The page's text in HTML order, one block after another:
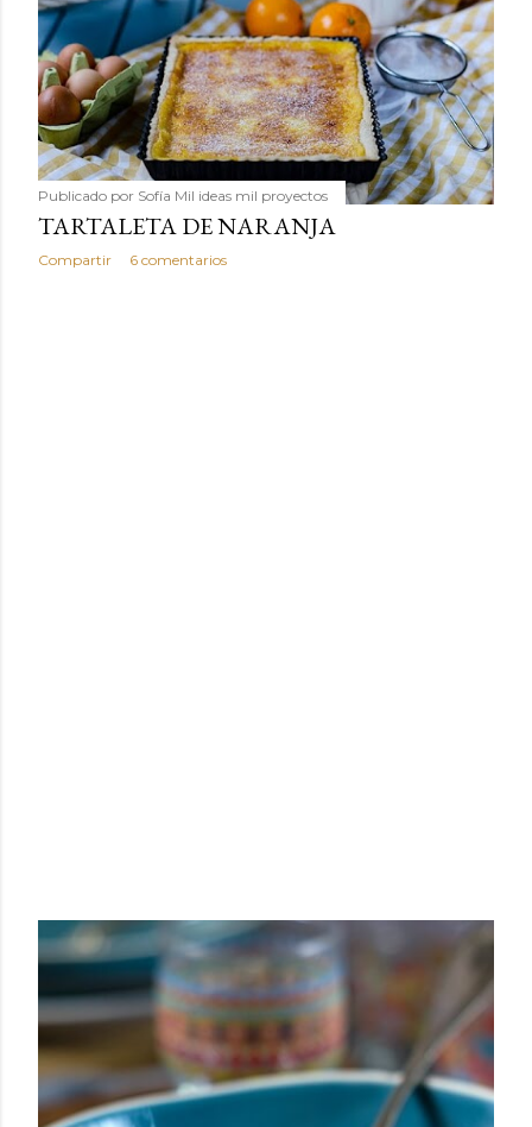
copiosos de invierno. Con esta receta simple pero
revolucionaria, transformaremos un ingrediente tan
humilde como la alubia de La Bañeza en un snack ligero,
dorado, cargado de proteína y 100% natural. Es el
sustituto perfecto a los frutos se...
Publicado por Sofía Mil ideas mil proyectos
TARTALETA DE NARANJA
Compartir 6 comentarios